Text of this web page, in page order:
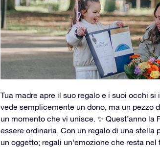
Tua madre apre il suo regalo e i suoi occhi si
vede semplicemente un dono, ma un pezzo
un momento che vi unisce. ✨ Quest’anno
essere ordinaria. Con un regalo di una stella
un oggetto; regali un’emozione che resta